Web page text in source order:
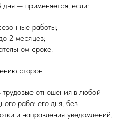
— применяется, если:
работы;
2 месяцев;
сроке.
сторон
трудовые отношения в любой
рабочего дня, без
и направления уведомлений.